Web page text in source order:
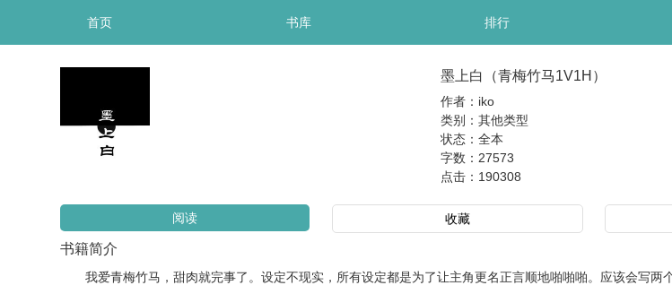
首页 书库 排行
墨上白（青梅竹马1V1H）
作者：iko
类别：其他类型
状态：全本
字数：27573
点击： 190308
阅读 收藏
书籍简介
我爱青梅竹马，甜肉就完事了。设定不现实，所有设定都是为了让主角更名正言顺地啪啪啪。应该会写两